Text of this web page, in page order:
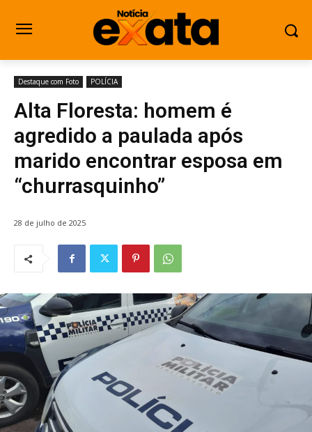
Destaque com Foto POLÍCIA
Alta Floresta: homem é
agredido a paulada após
marido encontrar esposa em
“churrasquinho”
28 de julho de 2025